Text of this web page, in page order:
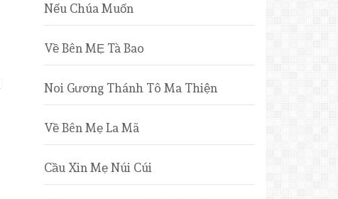
Nếu Chúa Muốn
Về Bên MẸ Tà Bao
Noi Gương Thánh Tô Ma Thiện
Về Bên Mẹ La Mã
Cầu Xin Mẹ Núi Cúi